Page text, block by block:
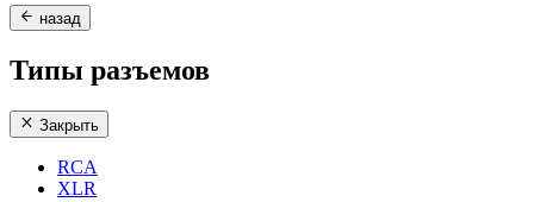
назад
Типы разъемов
Закрыть
RCA
XLR